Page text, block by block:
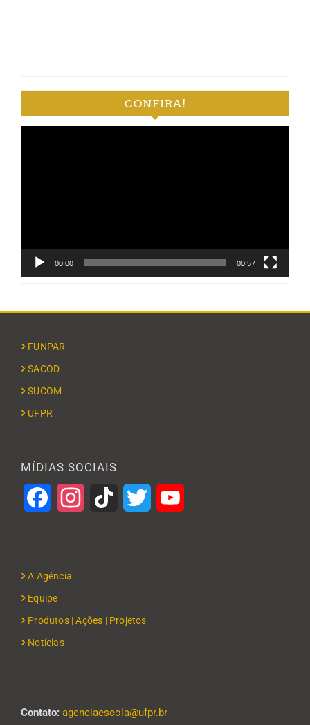
CONFIRA!
00:00 00:57
FUNPAR
SACOD
SUCOM
UFPR
MÍDIAS SOCIAIS
FacebookInstagramTikTok Twitter
A Agência
Equipe
Produtos | Ações | Projetos
Notícias
Contato: agenciaescola@ufpr.br